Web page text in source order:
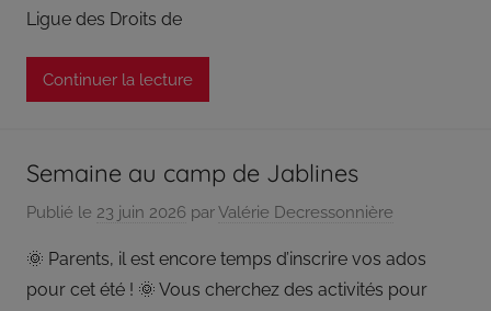
Ligue des Droits de
Continuer la lecture
Semaine au camp de Jablines
Publié le 23 juin 2026 parValérie Decressonnière
🌞 Parents, il est encore temps d’inscrire vos ados
pour cet été ! 🌞 Vous cherchez des activités pour